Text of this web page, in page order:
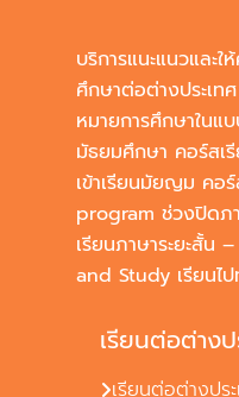
บริการแนะแนวและ
ศึกษาต่อต่างประเท
หมายการศึกษาใน
มัธยมศึกษา คอร์สเ
เข้าเรียนมัยญม คอ
program ช่วงปิดภ
เรียนภาษาระยะสั้น
and Study เรียนไป
เรียนต่อต่างป
เรียนต่อต่างปร